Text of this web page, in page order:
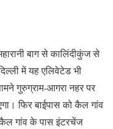
बाग से कालिंदीकुंज से
में यह एलिवेटेड भी
गुरुग्राम-आगरा नहर पर
फिर बाईपास को कैल गांव
गांव के पास इंटरचेंज